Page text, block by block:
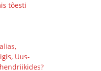
tõesti
Uus-